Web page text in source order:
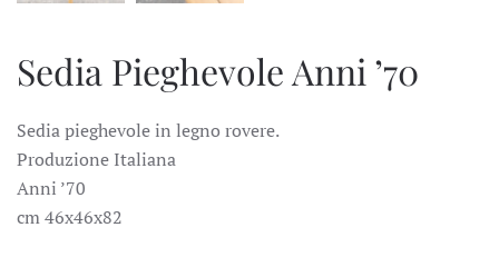
Sedia Pieghevole Anni ’70
Sedia pieghevole in legno rovere.
Produzione Italiana
Anni ’70
cm 46x46x82